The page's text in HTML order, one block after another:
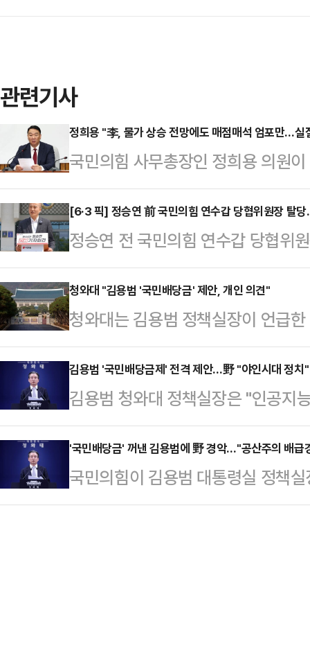
관련기사
정희용 "李, 물가 상승 전망에도 매점매석 엄포만…실
국민의힘 사무총장인 정희용 의원
대해 "물가 급등의 원인과 정부 대
에 대한 엄포만 이어지는 모습에 국
비판했다.정희용 의원은 12일 자신
발표한 자료에 따르면, 최근 유가
어올릴 수 있다고 전망했다"고 운
니 물가, 공공요금 부담까지 겹치며
다"며…
[6·3 픽] 정승연 前 국민의힘 연수갑 당협위원장 탈
정승연 전 국민의힘 연수갑 당협위
로 6·3 인천 연수갑 보궐선거에 출
위원장은 13일 이준석 개혁신당 대
입당 및 인천 연수갑 보궐선거 출마
찬대 더불어민주당 인천시장 후보
갑에 국민의힘 소속으로 공천 신청
힘 후보는 현재 박종진 인천 서을
전 위원장은 "공관…
청와대 "김용범 '국민배당금' 제안, 개인 의견"
청와대는 김용범 정책실장이 언급
체 호황으로 국내 기업이 거둔 수익
금' 제도에 대해 청와대의 공식 입
일 오후 언론 공지를 통해 "정책실
내부 논의나 검토와 무관한 개인 의
페이스북을 통해 "AI 인프라 시대
니다"라며 이를 국민에 환원하기
"이 과실은 반…
김용범 '국민배당금제' 전격 제안…野 "야인시대 정치"
김용범 청와대 정책실장은 "인공지
의 결과가 아니다"라며 '국민배당금
이스북에 올린 글에서 "AI 인프라
을 만들고, 그것이 역대급 초과 세
택의 문제가 아니라 응당 고민해야
'국민배당금' 꺼낸 김용범에 野 경악…"공산주의 배급
국민의힘이 김용범 대통령실 정책
이재명 대통령의 직접 해명과 김 실